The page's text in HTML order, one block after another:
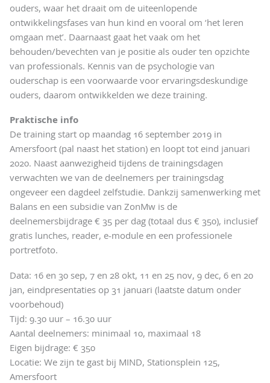
ouders, waar het draait om de uiteenlopende
ontwikkelingsfases van hun kind en vooral om ‘het leren
omgaan met’. Daarnaast gaat het vaak om het
behouden/bevechten van je positie als ouder ten opzichte
van professionals. Kennis van de psychologie van
ouderschap is een voorwaarde voor ervaringsdeskundige
ouders, daarom ontwikkelden we deze training.
Praktische info
De training start op maandag 16 september 2019 in
Amersfoort (pal naast het station) en loopt tot eind januari
2020. Naast aanwezigheid tijdens de trainingsdagen
verwachten we van de deelnemers per trainingsdag
ongeveer een dagdeel zelfstudie. Dankzij samenwerking met
Balans en een subsidie van ZonMw is de
deelnemersbijdrage € 35 per dag (totaal dus € 350), inclusief
gratis lunches, reader, e-module en een professionele
portretfoto.
Data: 16 en 30 sep, 7 en 28 okt, 11 en 25 nov, 9 dec, 6 en 20
jan, eindpresentaties op 31 januari (laatste datum onder
voorbehoud)
Tijd: 9.30 uur – 16.30 uur
Aantal deelnemers: minimaal 10, maximaal 18
Eigen bijdrage: € 350
Locatie: We zijn te gast bij MIND, Stationsplein 125,
Amersfoort